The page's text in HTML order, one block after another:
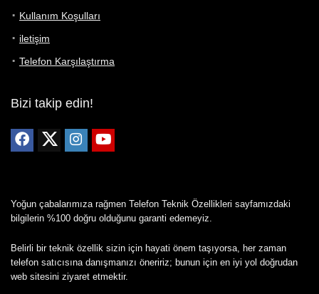
Kullanım Koşulları
iletişim
Telefon Karşılaştırma
Bizi takip edin!
Yoğun çabalarımıza rağmen Telefon Teknik Özellikleri sayfamızdaki
bilgilerin %100 doğru olduğunu garanti edemeyiz.
Belirli bir teknik özellik sizin için hayati önem taşıyorsa, her zaman
telefon satıcısına danışmanızı öneririz; bunun için en iyi yol doğrudan
web sitesini ziyaret etmektir.